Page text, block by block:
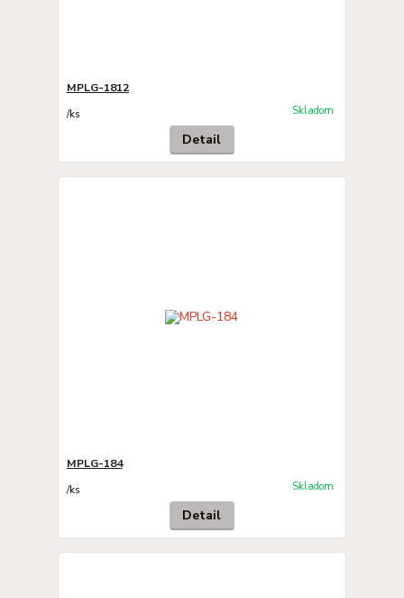
MPLG-1812
/ks Skladom
Detail
MPLG-184
/ks Skladom
Detail